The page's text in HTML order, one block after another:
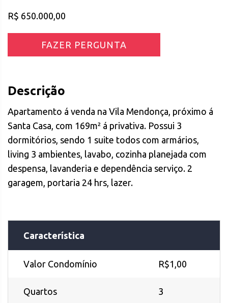
R$ 650.000,00
FAZER PERGUNTA
Descrição
Apartamento á venda na Vila Mendonça, próximo á
Santa Casa, com 169m² á privativa. Possui 3
dormitórios, sendo 1 suite todos com armários,
living 3 ambientes, lavabo, cozinha planejada com
despensa, lavanderia e dependência serviço. 2
garagem, portaria 24 hrs, lazer.
Característica
Valor Condomínio R$1,00
Quartos 3